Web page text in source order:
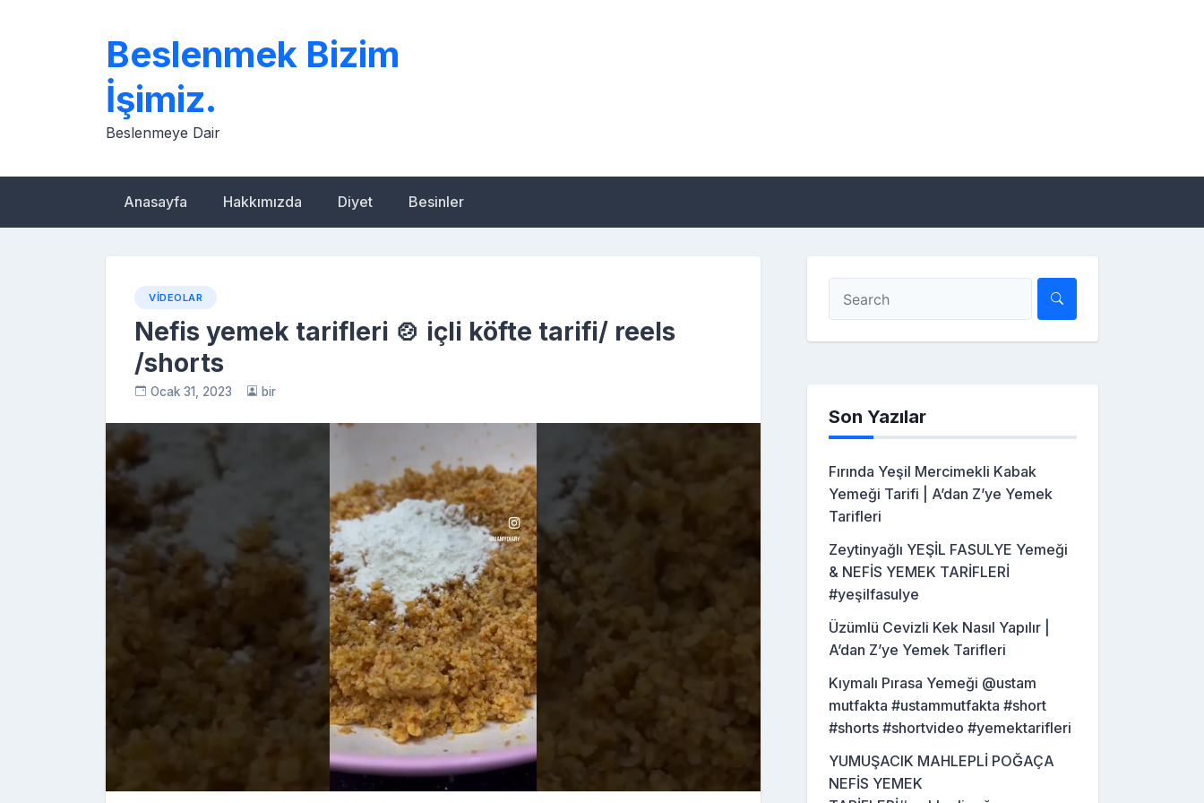
Beslenmek Bizim
İşimiz.
Beslenmeye Dair
Anasayfa Hakkımızda Diyet Besinler
VIDEOLAR
Nefis yemek tarifleri 🍲 içli köfte tarifi/ reels
/shorts
Ocak 31, 2023 bir
Son Yazılar
Fırında Yeşil Mercimekli Kabak
Yemeği Tarifi | A’dan Z’ye Yemek
Tarifleri
Zeytinyağlı YEŞİL FASULYE Yemeği
& NEFİS YEMEK TARİFLERİ
#yeşilfasulye
Üzümlü Cevizli Kek Nasıl Yapılır |
A’dan Z’ye Yemek Tarifleri
Kıymalı Pırasa Yemeği @ustam
mutfakta #ustammutfakta #short
#shorts #shortvideo #yemektarifleri
YUMUŞACIK MAHLEPLİ POĞAÇA
NEFİS YEMEK